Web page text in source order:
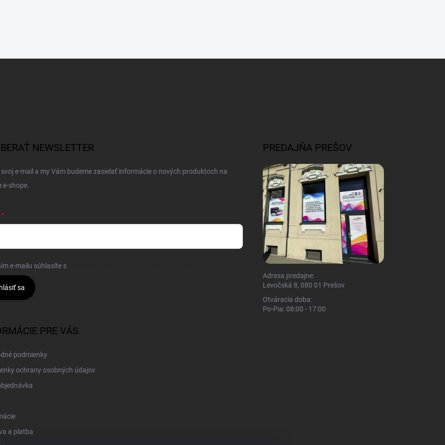
NEWSLETTER
e-mail a my Vám budeme zasielať informácie o nových produktoch na
e-shope.
e-mailu súhlasíte s
sa
PREDAJŇA PREŠOV
Adresa predajne:
Levočská 8, 080 01 Prešov
Otváracia doba:
Po-Pia: 08:00 - 17:00
PRE VÁS
podmienky
ochrany osobných údajov
a platba